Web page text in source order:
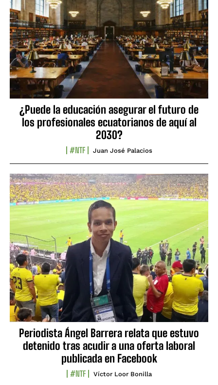
¿Puede la educación asegurar el futuro de
los profesionales ecuatorianos de aquí al
2030?
#NTF Juan José Palacios
Periodista Ángel Barrera relata que estuvo
detenido tras acudir a una oferta laboral
publicada en Facebook
#NTF Víctor Loor Bonilla